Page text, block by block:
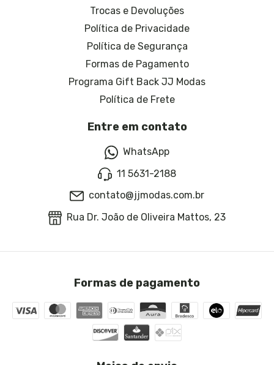
Trocas e Devoluções
Política de Privacidade
Política de Segurança
Formas de Pagamento
Programa Gift Back JJ Modas
Política de Frete
Entre em contato
WhatsApp
11 5631-2188
contato@jjmodas.com.br
Rua Dr. João de Oliveira Mattos, 23
Formas de pagamento